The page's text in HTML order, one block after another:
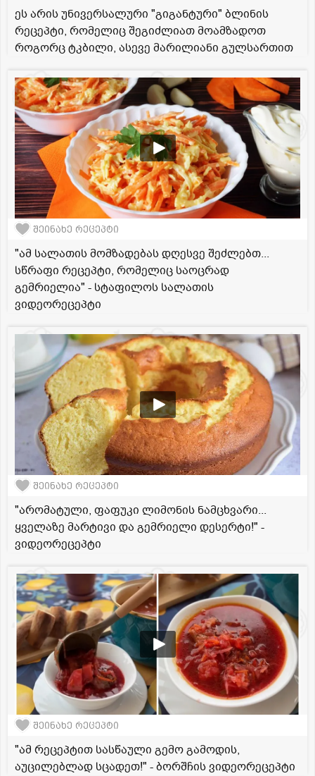
ეს არის უნივერსალური "გიგანტური" ბლინის
რეცეპტი, რომელიც შეგიძლიათ მოამზადოთ
როგორც ტკბილი, ასევე მარილიანი გულსართით
შეინახე რეცეპტი
"ამ სალათის მომზადებას დღესვე შეძლებთ...
სწრაფი რეცეპტი, რომელიც საოცრად
გემრიელია" - სტაფილოს სალათის
ვიდეორეცეპტი
შეინახე რეცეპტი
"არომატული, ფაფუკი ლიმონის ნამცხვარი...
ყველაზე მარტივი და გემრიელი დესერტი!" -
ვიდეორეცეპტი
შეინახე რეცეპტი
"ამ რეცეპტით სასწაული გემო გამოდის,
აუცილებლად სცადეთ!" - ბორშჩის ვიდეორეცეპტი